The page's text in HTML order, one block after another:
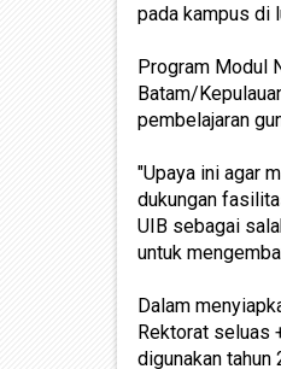
pada kampus di
Program Modul
Batam/
pembelajaran
"Upaya ini agar
dukungan
UIB sebagai
untuk
Dalam
Rektorat seluas
digunakan tahun